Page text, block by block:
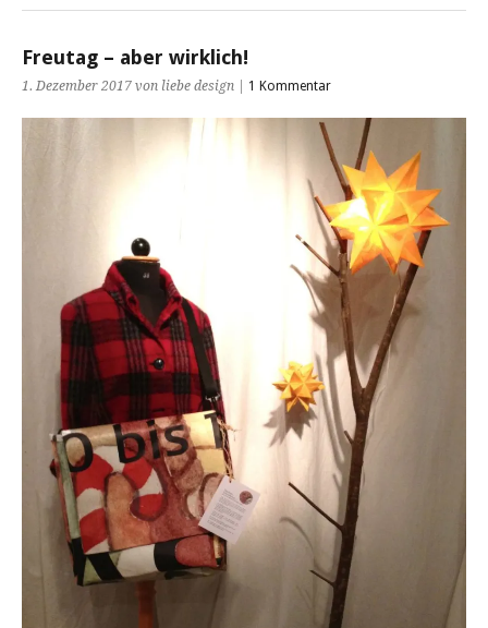
Freutag – aber wirklich!
1. Dezember 2017 von liebe design | 1 Kommentar